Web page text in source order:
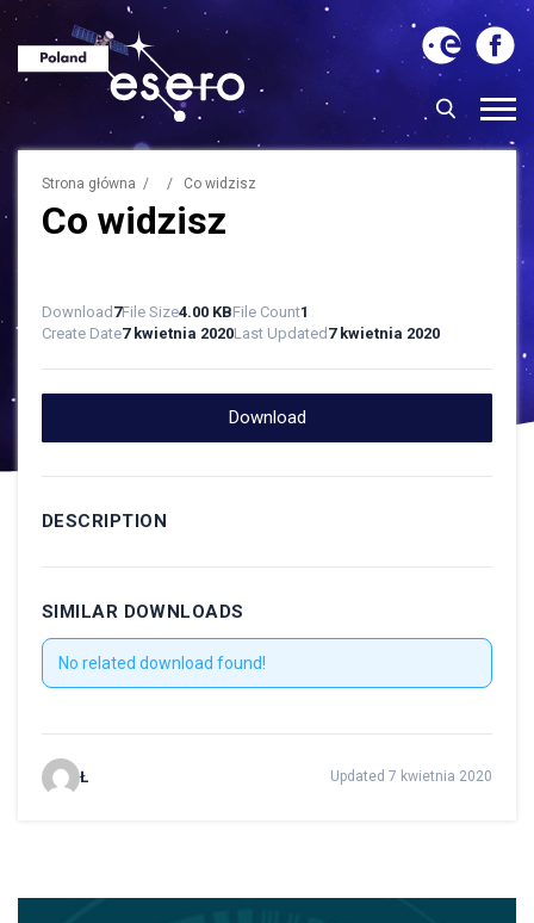
Strona główna / / Co widzisz
Co widzisz
Download7File Size4.00 KBFile Count1
Create Date7 kwietnia 2020Last Updated7 kwietnia 2020
Download
DESCRIPTION
SIMILAR DOWNLOADS
No related download found!
Ł Updated 7 kwietnia 2020